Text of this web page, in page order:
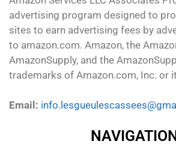
advertising program designed to
sites to earn advertising fees by
to amazon.com. Amazon, the
AmazonSupply, and the
trademarks of Amazon.com, Inc. or
Email: